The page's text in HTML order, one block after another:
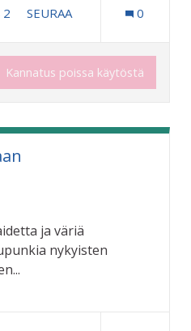
2 2 SEURAAJAA
SEURAA 0
Kannatus poissa käytöstä
ja väriä
nykyisten
Taide ja kulttuuri